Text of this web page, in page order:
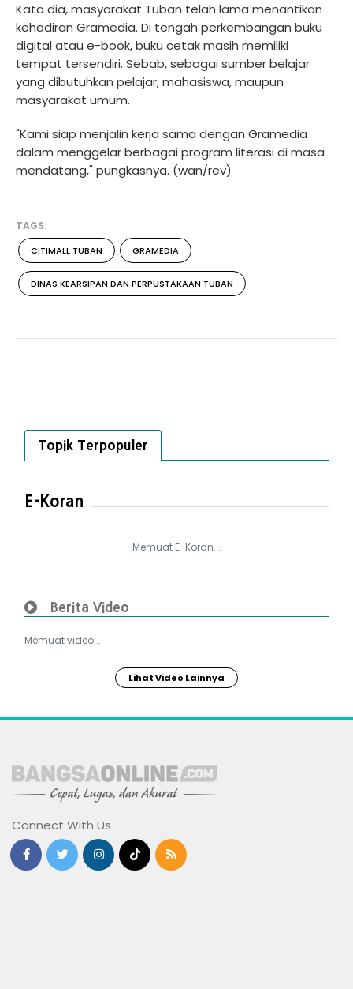
Kata dia, masyarakat Tuban telah lama menantikan
kehadiran Gramedia. Di tengah perkembangan buku
digital atau e-book, buku cetak masih memiliki
tempat tersendiri. Sebab, sebagai sumber belajar
yang dibutuhkan pelajar, mahasiswa, maupun
masyarakat umum.
"Kami siap menjalin kerja sama dengan Gramedia
dalam menggelar berbagai program literasi di masa
mendatang," pungkasnya. (wan/rev)
TAGS:
CITIMALL TUBAN GRAMEDIA
DINAS KEARSIPAN DAN PERPUSTAKAAN TUBAN
Topik Terpopuler
E-Koran
Memuat E-Koran...
Berita Video
Memuat video...
Lihat Video Lainnya
Connect With Us